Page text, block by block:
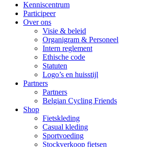
Kenniscentrum
Participeer
Over ons
Visie & beleid
Organigram & Personeel
Intern reglement
Ethische code
Statuten
Logo’s en huisstijl
Partners
Partners
Belgian Cycling Friends
Shop
Fietskleding
Casual kleding
Sportvoeding
Stockverkoop fietsen